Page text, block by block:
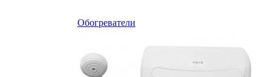
Обогреватели